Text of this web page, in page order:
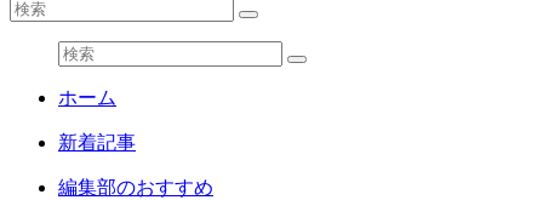
ホーム
新着記事
編集部のおすすめ